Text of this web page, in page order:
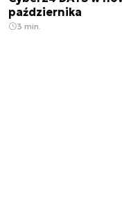
października
3 min.